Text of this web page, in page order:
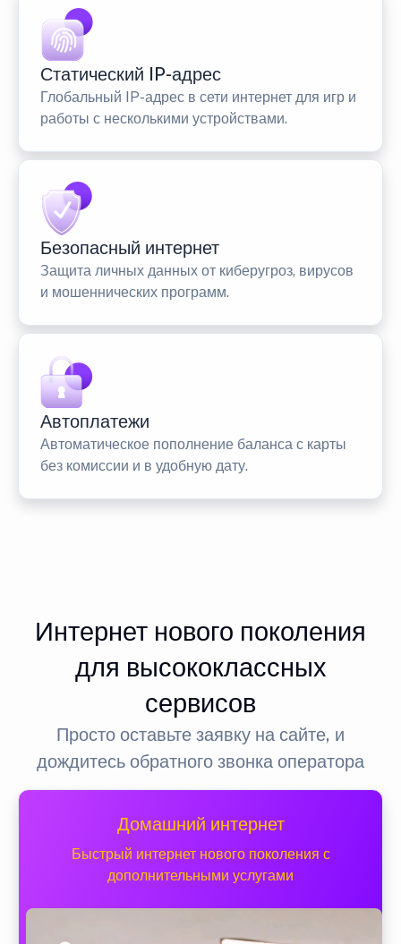
Статический IP-адрес
Глобальный IP-адрес в сети интернет для игр и
работы с несколькими устройствами.
Безопасный интернет
Защита личных данных от киберугроз, вирусов
и мошеннических программ.
Автоплатежи
Автоматическое пополнение баланса с карты
без комиссии и в удобную дату.
Интернет нового поколения
для высококлассных
сервисов
Просто оставьте заявку на сайте, и
дождитесь обратного звонка оператора
Домашний интернет
Быстрый интернет нового поколения с
дополнительными услугами